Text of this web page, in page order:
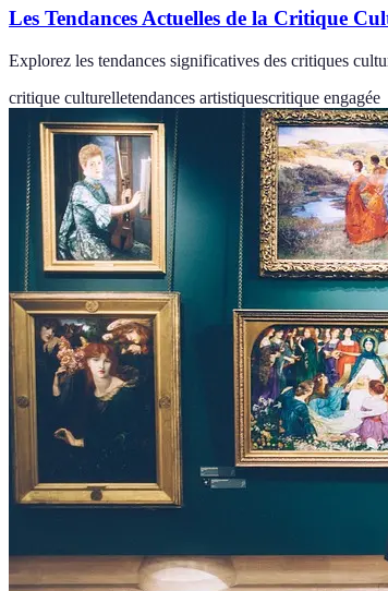
Les Tendances Actuelles de la Critique
Explorez les tendances significatives des critiques
critique culturelletendances artistiquescritique engagée